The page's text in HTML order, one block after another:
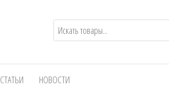
СТАТЬИ НОВОСТИ